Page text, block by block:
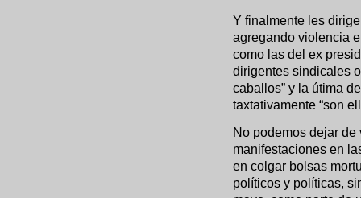
Y finalmente les
agregando violencia
como las del ex
dirigentes sindicales
caballos” y la útima
taxtativamente “son
No podemos dejar
manifestaciones en
en colgar bolsas
políticos y políticas,